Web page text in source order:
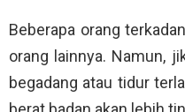
Beberapa orang
orang lainnya. Namun,
begadang atau tidur